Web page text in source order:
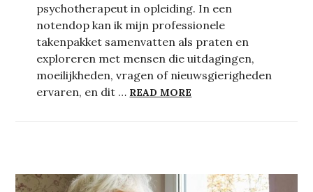
psychotherapeut in opleiding. In een
notendop kan ik mijn professionele
takenpakket samenvatten als praten en
exploreren met mensen die uitdagingen,
moeilijkheden, vragen of nieuwsgierigheden
ervaren, en dit … READ MORE